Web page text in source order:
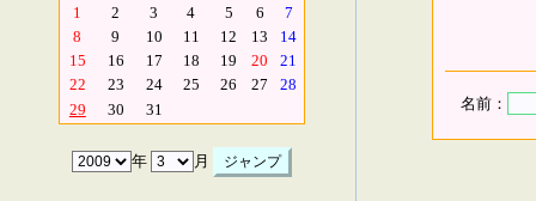
1
2 3 4 5 6
7
8
9 10 11 12 13
14
15
16 17 18 19 20
21
22
23 24 25 26 27
28
29
30 31
年 月
名前：